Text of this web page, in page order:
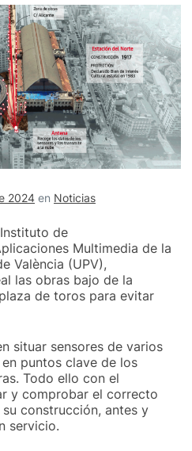
2024 en Noticias
de
Multimedia de la
València (UPV),
las obras bajo de la
de toros para evitar
situar sensores de varios
puntos clave de los
Todo ello con el
y comprobar el correcto
construcción, antes y
servicio.